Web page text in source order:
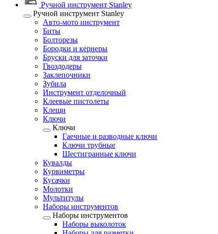
Ручной инструмент Stanley
Ручной инструмент Stanley
Авто-мото инструмент
Биты
Болторезы
Бородки и кернеры
Бруски для заточки
Гвоздодеры
Заклепочники
Зубила
Инструмент отделочный
Клеевые пистолеты
Клещи
Ключи
Ключи
Гаечные и разводные ключи
Ключи трубные
Шестигранные ключи
Кувалды
Курвиметры
Кусачки
Молотки
Мультитулы
Наборы инструментов
Наборы инструментов
Наборы выколоток